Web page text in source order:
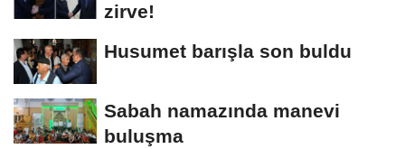
zirve!
Husumet barışla son buldu
Sabah namazında manevi
buluşma